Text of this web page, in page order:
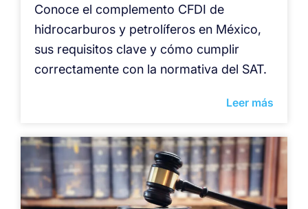
Conoce el complemento CFDI de
hidrocarburos y petrolíferos en México,
sus requisitos clave y cómo cumplir
correctamente con la normativa del SAT.
Leer más